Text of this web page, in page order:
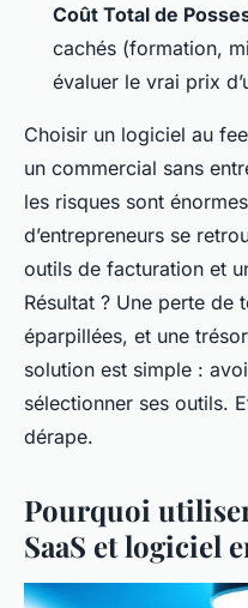
Coût Total de
cachés (formation,
évaluer le vrai prix
Choisir un logiciel au
un commercial sans
les risques sont
d’entrepreneurs se
outils de facturation et
Résultat ? Une perte de
éparpillées, et une
solution est simple :
sélectionner ses outils.
dérape.
Pourquoi
SaaS et logiciel